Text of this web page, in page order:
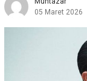
05 Maret 2026